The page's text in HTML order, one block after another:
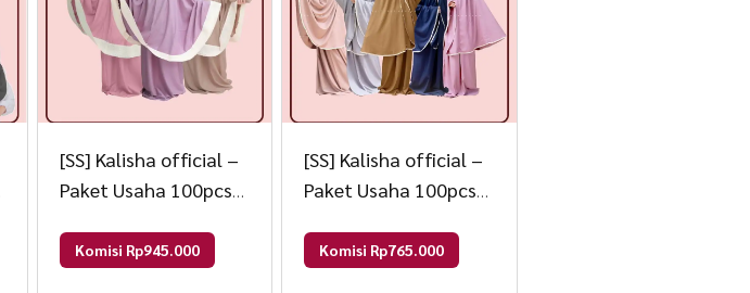
[SS] Kalisha official –
Paket Usaha 100pcs
Mix
Komisi Rp945.000
[SS] Kalisha official –
Paket Usaha 100pcs
Mix
Komisi Rp765.000